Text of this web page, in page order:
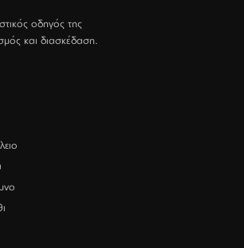
οδηγός της
και διασκέδαση.